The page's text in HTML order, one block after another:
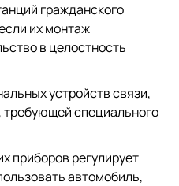
гражданского
их монтаж
в целостность
устройств связи,
специального
приборов регулирует
автомобиль,